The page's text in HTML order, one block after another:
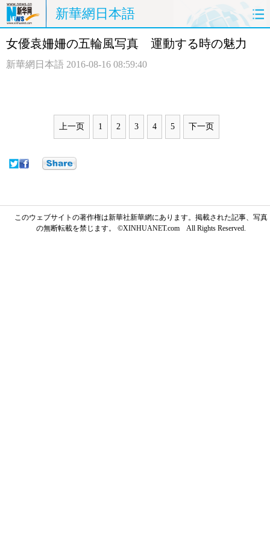
新華網日本語
ホームページ 政治 経済
中日対訳
女優袁姍姍の五輪風写真 運動する時の魅力
新華網日本語 2016-08-16 08:59:40
上一页 1 2 3 4 5 下一页
このウェブサイトの著作権は新華社新華網にあります。掲載された記事、写真
の無断転載を禁じます。 ©XINHUANET.com All Rights Reserved.